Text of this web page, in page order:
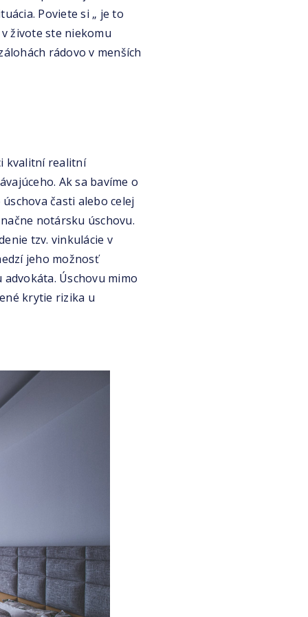
Poviete si „ je to
živote ste niekomu
rádovo v menších
kvalitní realitní
Ak sa bavíme o
časti alebo celej
notársku úschovu.
tzv. vinkulácie v
jeho možnosť
Úschovu mimo
krytie rizika u